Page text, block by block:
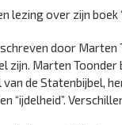
over zijn boek
door
Marten
de Statenbijbel,
“ijdelheid”.